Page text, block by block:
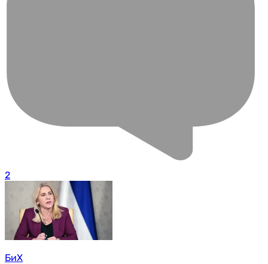
2
БиХ